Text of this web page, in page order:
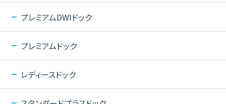
プレミアムDWIドック
プレミアムドック
レディースドック